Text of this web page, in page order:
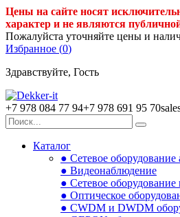
Цены на сайте носят
характер и не являются
Пожалуйста уточняйте цены и
Избранное (0)
Здравствуйте, Гость
+7 978 084 77 94+7 978 691 95 70
Каталог
● Сетевое оборудование
● Видеонаблюдение
● Сетевое оборудование
● Оптическое
● CWDM и DWDM